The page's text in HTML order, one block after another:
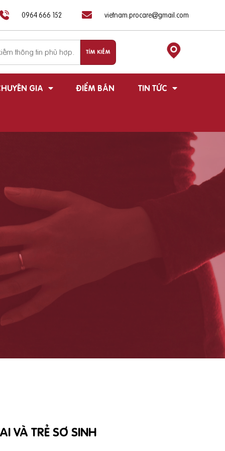
0964 666 152 vietnam.procare@gmail.com
GIA ĐIỂM BÁN TIN TỨC
VÀ TRẺ SƠ SINH